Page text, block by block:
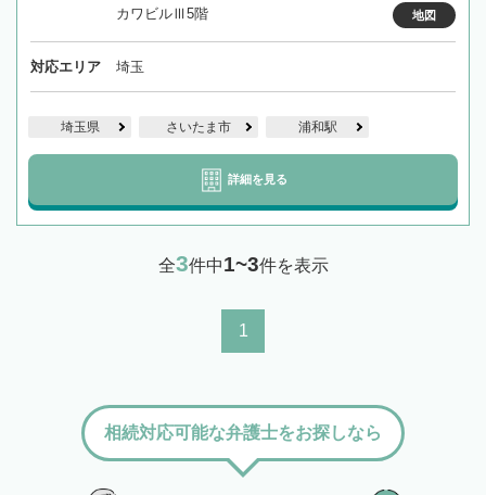
カワビルⅢ5階
地図
対応エリア 埼玉
埼玉県 さいたま市 浦和駅
詳細を見る
全3件中1~3件を表示
1
相続対応可能な弁護士をお探しなら